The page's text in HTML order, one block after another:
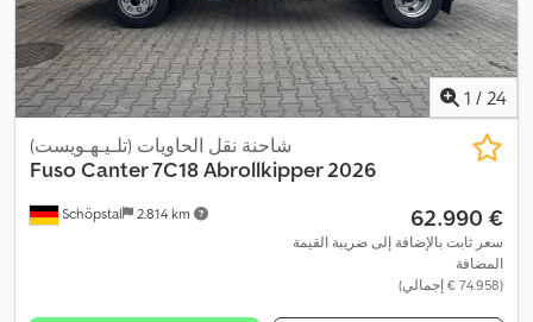
مركبة لغير المدخنين, مساعد نقطة عمياء, منفذ USB, نظام التحكم في
الجر, نظام الفرامل المانعة للانغلاق (ABS), نظام الملاحة, وسادة هوائية,
وصلات المقطورة,
1 / 24
Schöpstal 2.814 km
شاحنة نقل الحاويات (تلـيـهـويست)
FusoCanter 7C18 Abrollkipper 2026
‏62.990 €
سعر ثابت بالإضافة إلى ضريبة القيمة
المضافة
(‏74.958 € إجمالي)